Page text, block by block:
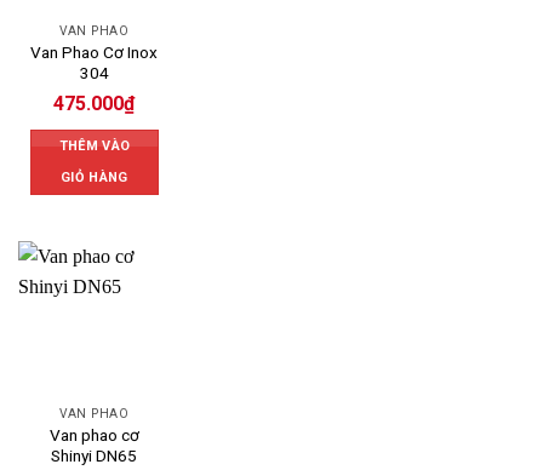
VAN PHAO
Van Phao Cơ Inox
304
475.000₫
THÊM VÀO
GIỎ HÀNG
VAN PHAO
Van phao cơ
Shinyi DN65